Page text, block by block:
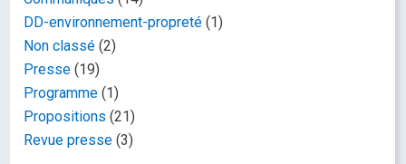
DD-environnement-propreté (1)
Non classé (2)
Presse (19)
Programme (1)
Propositions (21)
Revue presse (3)